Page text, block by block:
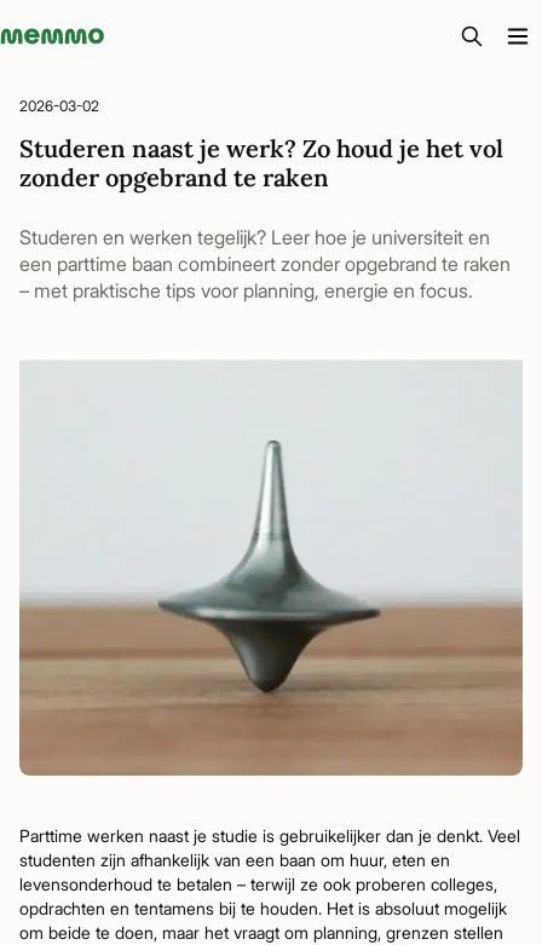
Memmo - AI-verktyg och digital kurslitteratur
2026-03-02
Studeren naast je werk? Zo houd je het vol
zonder opgebrand te raken
Studeren en werken tegelijk? Leer hoe je universiteit en
een parttime baan combineert zonder opgebrand te raken
– met praktische tips voor planning, energie en focus.
Parttime werken naast je studie is gebruikelijker dan je denkt. Veel
studenten zijn afhankelijk van een baan om huur, eten en
levensonderhoud te betalen – terwijl ze ook proberen colleges,
opdrachten en tentamens bij te houden. Het is absoluut mogelijk
om beide te doen, maar het vraagt om planning, grenzen stellen